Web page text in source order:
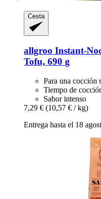
Cesta
allgroo Instant-​
Tofu, 690 g
Para una cocción
Tiempo de
Sabor intenso
7,29 € (10,57 € / kg)
Entrega hasta el 18